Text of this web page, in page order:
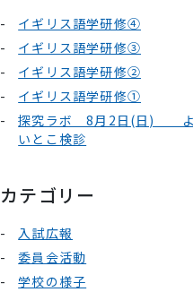
イギリス語学研修④
イギリス語学研修③
イギリス語学研修②
イギリス語学研修①
探究ラボ 8月2日(日) よ
いとこ検診
カテゴリー
入試広報
委員会活動
学校の様子